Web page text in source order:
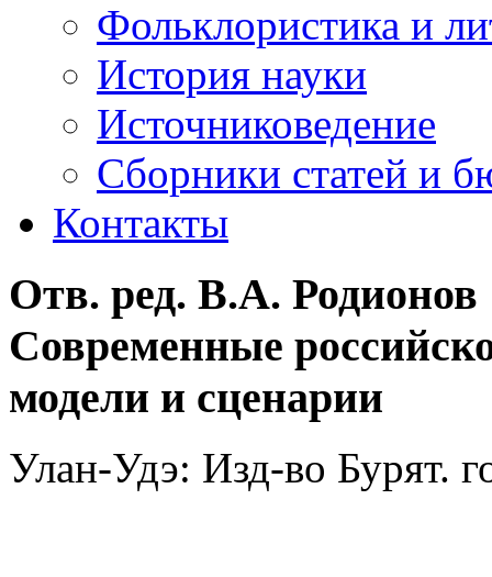
Фольклористика и
История науки
Источниковедение
Cборники статей и
Контакты
Отв. ред. В.А. Родионов
Современные
модели и сценарии
Улан-Удэ: Изд-во Бурят.